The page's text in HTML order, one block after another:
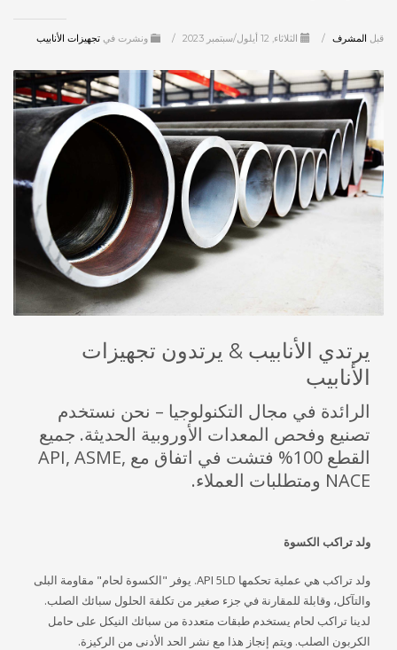
قبل المشرف / الثلاثاء, 12 أيلول/سبتمبر 2023 / ونشرت في تجهيزات الأنابيب
يرتدي الأنابيب & يرتدون تجهيزات
الأنابيب
الرائدة في مجال التكنولوجيا – نحن نستخدم
تصنيع وفحص المعدات الأوروبية الحديثة. جميع
القطع 100% فتشت في اتفاق مع API, ASME,
NACE ومتطلبات العملاء.
ولد تراكب الكسوة
ولد تراكب هي عملية تحكمها API 5LD. يوفر "الكسوة لحام" مقاومة البلى
والتآكل، وقابلة للمقارنة في جزء صغير من تكلفة الحلول سبائك الصلب.
لدينا تراكب لحام يستخدم طبقات متعددة من سبائك النيكل على حامل
الكربون الصلب. ويتم إنجاز هذا مع نشر الحد الأدنى من الركيزة.